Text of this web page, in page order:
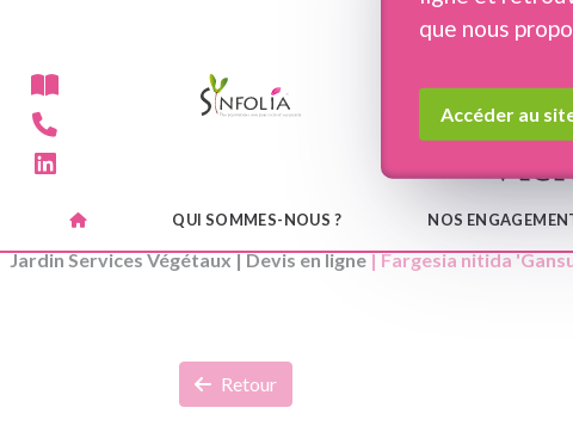
QUI SOMMES-NOUS ? NOS
que nous
Accéder au
Jardin Services Végétaux|Devis en ligne| Fargesia nitida
Retour